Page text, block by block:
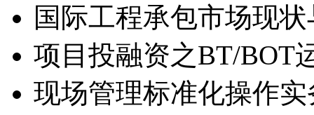
国际工程承包市场现
项目投融资之BT/BOT
现场管理标准化操作